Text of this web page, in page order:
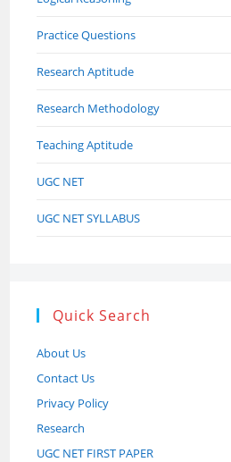
Practice Questions
Research Aptitude
Research Methodology
Teaching Aptitude
UGC NET
UGC NET SYLLABUS
Quick Search
About Us
Contact Us
Privacy Policy
Research
UGC NET FIRST PAPER